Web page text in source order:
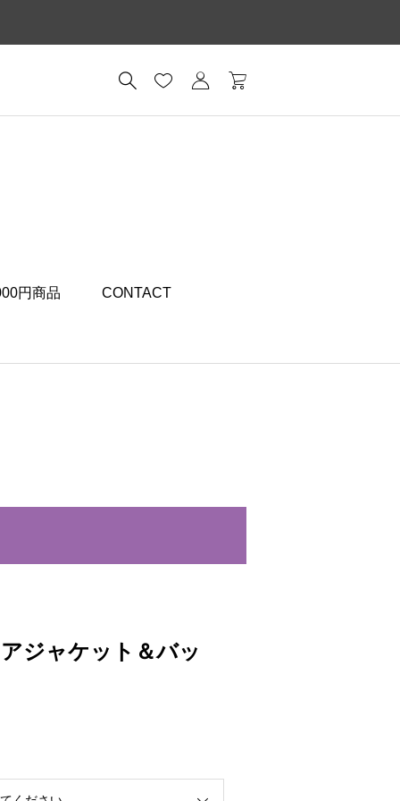
円商品 CONTACT
ジャケット＆バッ